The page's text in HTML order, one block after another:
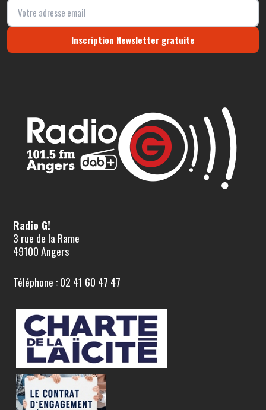
Inscription Newsletter gratuite
Radio G!
3 rue de la Rame
49100 Angers
Téléphone : 02 41 60 47 47